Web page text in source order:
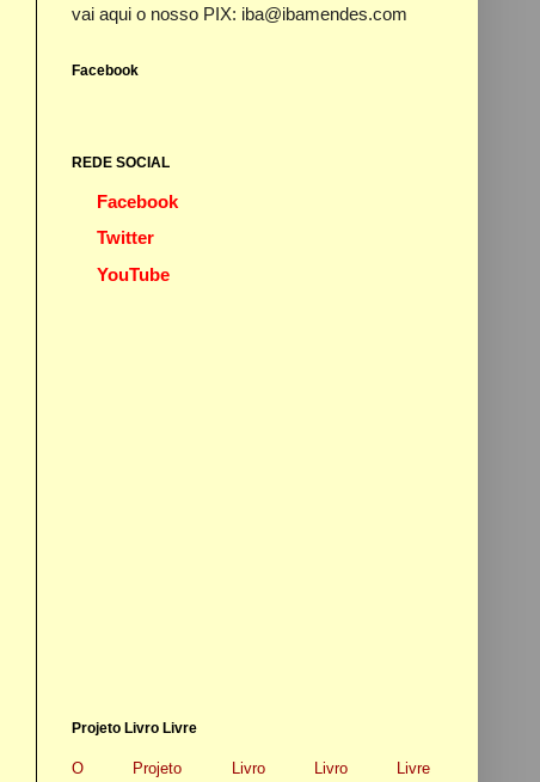
vai aqui o nosso PIX: iba@ibamendes.com
Facebook
REDE SOCIAL
Facebook
Twitter
YouTube
Projeto Livro Livre
O Projeto Livro Livro Livre